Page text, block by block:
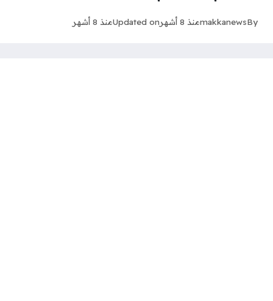
By
makkanewsمنذ 8 أشهر Updated onمنذ 8 أشهر